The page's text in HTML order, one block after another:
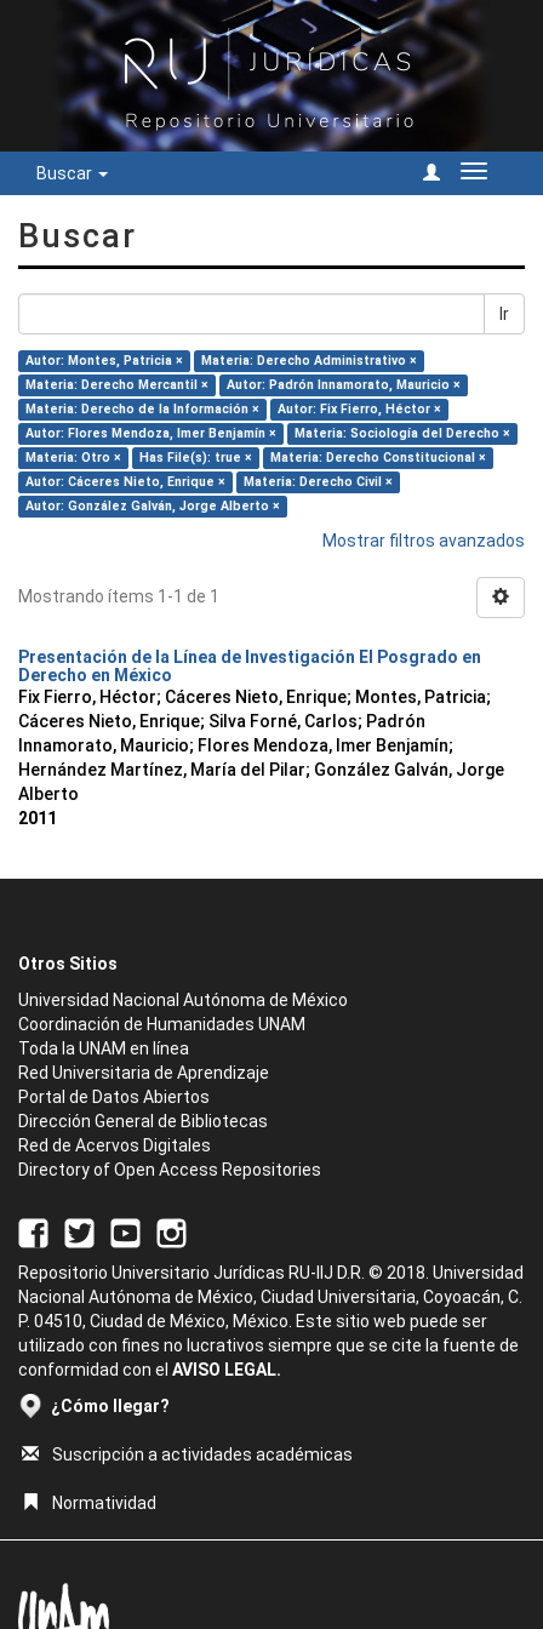
Buscar
Cambiar
Buscar
Ir
Autor: Montes, Patricia ×
Materia: Derecho Administrativo ×
Materia: Derecho Mercantil ×
Autor: Padrón Innamorato, Mauricio ×
Materia: Derecho de la Información ×
Autor: Fix Fierro, Héctor ×
Autor: Flores Mendoza, Imer Benjamín ×
Materia: Sociología del Derecho ×
Materia: Otro ×
Has File(s): true ×
Materia: Derecho Constitucional ×
Autor: Cáceres Nieto, Enrique ×
Materia: Derecho Civil ×
Autor: González Galván, Jorge Alberto ×
Mostrar filtros avanzados
Mostrando ítems 1-1 de 1
Presentación de la Línea de Investigación El Posgrado en
Derecho en México
Fix Fierro, Héctor; Cáceres Nieto, Enrique; Montes, Patricia;
Cáceres Nieto, Enrique; Silva Forné, Carlos; Padrón
Innamorato, Mauricio; Flores Mendoza, Imer Benjamín;
Hernández Martínez, María del Pilar; González Galván, Jorge
Alberto
2011
Otros Sitios
Universidad Nacional Autónoma de México
Coordinación de Humanidades UNAM
Toda la UNAM en línea
Red Universitaria de Aprendizaje
Portal de Datos Abiertos
Dirección General de Bibliotecas
Red de Acervos Digitales
Directory of Open Access Repositories
Repositorio Universitario Jurídicas RU-IIJ D.R. © 2018. Universidad
Nacional Autónoma de México, Ciudad Universitaria, Coyoacán, C.
P. 04510, Ciudad de México, México. Este sitio web puede ser
utilizado con fines no lucrativos siempre que se cite la fuente de
conformidad con el AVISO LEGAL.
¿Cómo llegar?
Suscripción a actividades académicas
Normatividad